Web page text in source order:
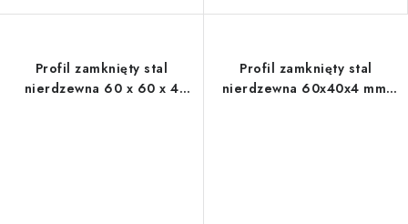
Profil zamknięty stal
nierdzewna 60 x 60 x 4
Profil zamknięty stal
nierdzewna 60x40x4 mm,